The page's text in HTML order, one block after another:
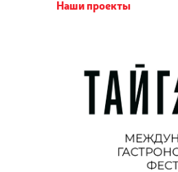
Наши проекты